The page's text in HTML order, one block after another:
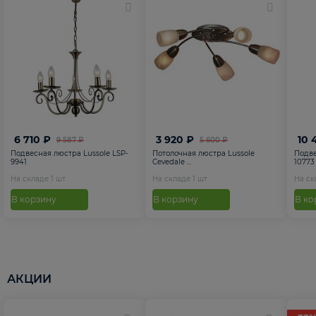
9 587 ₽
6 710 ₽
Подвесная люстра Lussole LSP-
9941
На складе 1 шт
В корзину
5 600 ₽
3 920 ₽
Потолочная люстра Lussole
Cevedale ...
На складе 1 шт
В корзину
10
10773
На
В
АКЦИИ